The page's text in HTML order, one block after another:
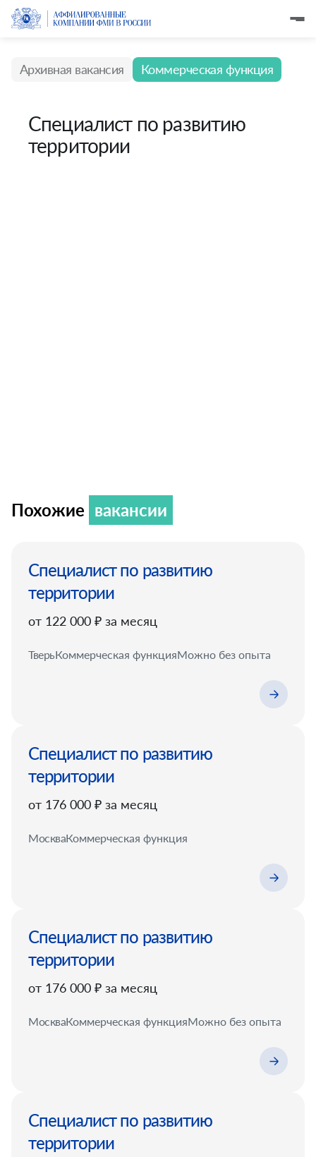
Архивная вакансия Коммерческая функция
Специалист по развитию
территории
Похожие вакансии
Специалист по развитию
территории
от 122 000 ₽ за месяц
ТверьКоммерческая функцияМожно без опыта
Специалист по развитию
территории
от 176 000 ₽ за месяц
МоскваКоммерческая функция
Специалист по развитию
территории
от 176 000 ₽ за месяц
МоскваКоммерческая функцияМожно без опыта
Специалист по развитию
территории